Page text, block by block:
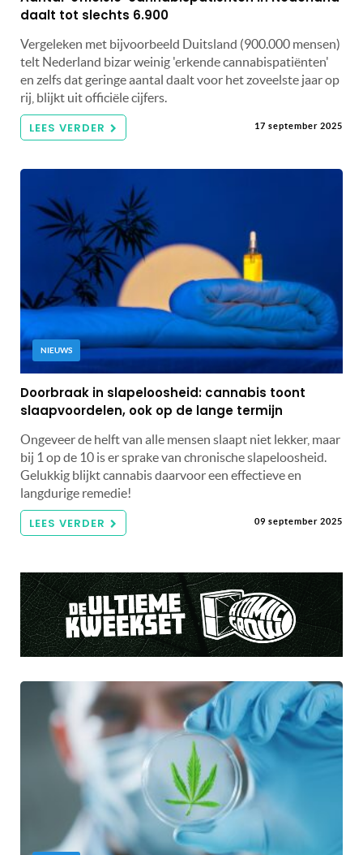
daalt tot slechts 6.900
Vergeleken met bijvoorbeeld Duitsland (900.000 mensen)
telt Nederland bizar weinig 'erkende cannabispatiënten'
en zelfs dat geringe aantal daalt voor het zoveelste jaar op
rij, blijkt uit officiële cijfers.
LEES VERDER 17 september 2025
NIEUWS
Doorbraak in slapeloosheid: cannabis toont
slaapvoordelen, ook op de lange termijn
Ongeveer de helft van alle mensen slaapt niet lekker, maar
bij 1 op de 10 is er sprake van chronische slapeloosheid.
Gelukkig blijkt cannabis daarvoor een effectieve en
langdurige remedie!
LEES VERDER 09 september 2025